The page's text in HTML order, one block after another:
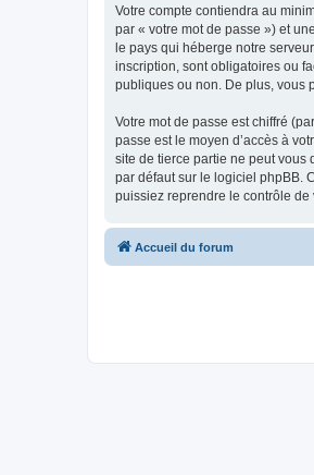
Votre compte contiendra au
par « votre mot de passe ») et
le pays qui héberge notre
inscription, sont obligatoires ou
publiques ou non. De plus, vous
Votre mot de passe est chiffré
passe est le moyen d’accès à
site de tierce partie ne peut vous
par défaut sur le logiciel phpBB.
puissiez reprendre le contrôle de
Accueil du forum